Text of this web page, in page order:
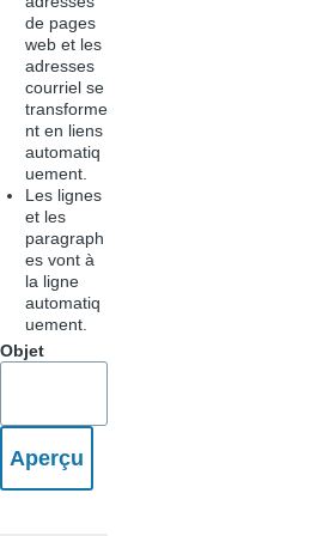
de pages
web et les
adresses
courriel se
transforme
nt en liens
automatiq
uement.
Les lignes
et les
paragraph
es vont à
la ligne
automatiq
uement.
Objet